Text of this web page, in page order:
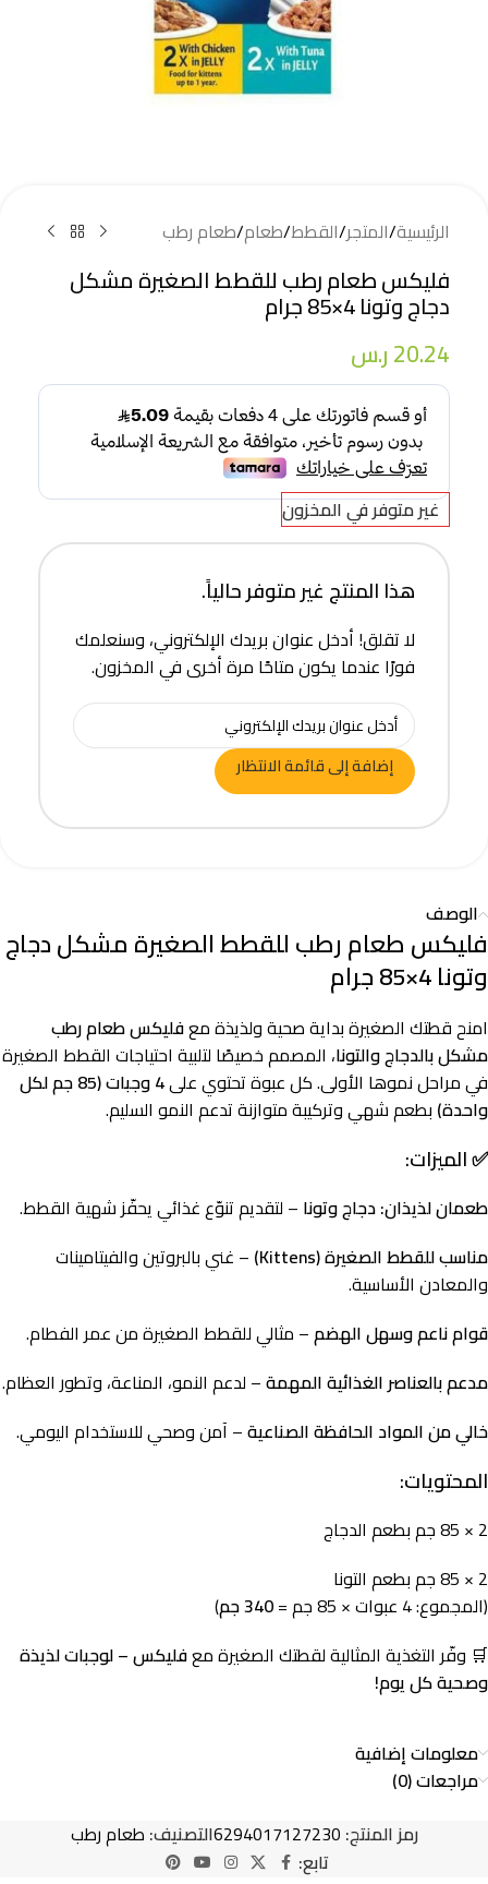
الرئيسية/المتجر/القطط/طعام/طعام رطب
فليكس طعام رطب للقطط الصغيرة مشكل
دجاج وتونا 4×85 جرام
20.24ر.س
غير متوفر في المخزون
هذا المنتج غير متوفر حالياً.
لا تقلق! أدخل عنوان بريدك الإلكتروني، وسنعلمك
فورًا عندما يكون متاحًا مرة أخرى في المخزون.
إضافة إلى قائمة الانتظار
الوصف
فليكس طعام رطب للقطط الصغيرة مشكل دجاج
وتونا 4×85 جرام
امنح قطتك الصغيرة بداية صحية ولذيذة معفليكس طعام رطب
مشكل بالدجاج والتونا، المصمم خصيصًا لتلبية احتياجات القطط الصغيرة
في مراحل نموها الأولى. كل عبوة تحتوي على
4 وجبات (85 جم لكل
واحدة) بطعم شهي وتركيبة متوازنة تدعم النمو السليم.
✅ الميزات:
طعمان لذيذان: دجاج وتونا – لتقديم تنوّع غذائي يحفّز شهية القطط.
مناسب للقطط الصغيرة (Kittens)
– غني بالبروتين والفيتامينات
والمعادن الأساسية.
قوام ناعم وسهل الهضم– مثالي للقطط الصغيرة من عمر الفطام.
مدعم بالعناصر الغذائية المهمة– لدعم النمو، المناعة، وتطور العظام.
خالي من المواد الحافظة الصناعية– آمن وصحي للاستخدام اليومي.
المحتويات:
2 × 85 جم بطعم الدجاج
2 × 85 جم بطعم التونا
(المجموع: 4 عبوات × 85 جم =
340 جم
)
🛒 وفّر التغذية المثالية لقطتك الصغيرة معفليكس – لوجبات لذيذة
وصحية كل يوم!
معلومات إضافية
مراجعات (0)
رمز المنتج: 6294017127230التصنيف: طعام رطب
تابع: